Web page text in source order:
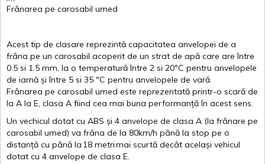
Frânarea pe carosabil umed
Acest tip de clasare reprezintă capacitatea anvelopei de a
frâna pe un carosabil acoperit de un strat de apă care areîntre
0.5 si 1.5 mm, la o temperatură între 2 si 20ºC pentru anvelopele
de iarnă și între 5 si 35 ºC pentru anvelopele de vară.
Frânarea pe carosabil umed este reprezentată printr-o scară de
la A la E, clasa A fiind cea mai buna performanță în acest sens.
Un vechicul dotat cu ABS și 4 anvelope de clasa A (la frânare pe
carosabil umed) va frâna de la 80km/h până la stop pe o
distanță cu până la 18 metrimai scurtă decât același vehicul
dotat cu 4 anvelope de clasa E.